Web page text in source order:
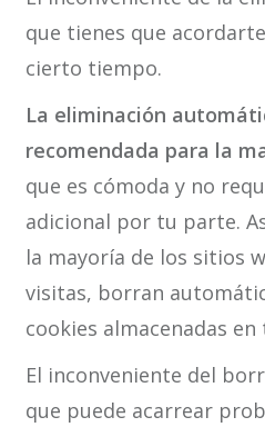
que tienes que
cierto tiempo.
La eliminación
recomendada para la
que es cómoda y no
adicional por tu parte.
la mayoría de los sitios
visitas, borran
cookies almacenadas
El inconveniente del
que puede acarrear